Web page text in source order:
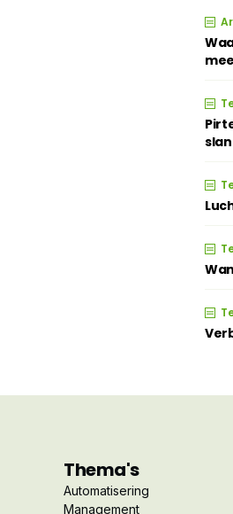
Thema's
Automatisering
Management